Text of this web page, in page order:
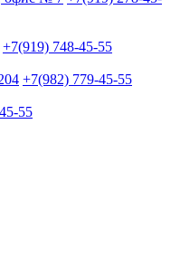
+7(919) 748-45-55
+7(982) 779-45-55
55